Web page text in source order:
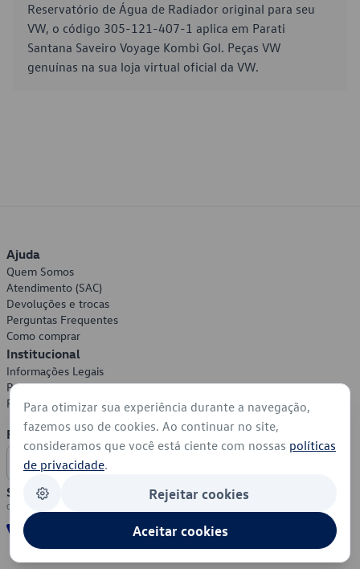
Reservatório de Água de Radiador original para seu
VW, o código 305-121-407-1 aplica em Parati
Santana Saveiro Voyage Kombi Gol. Peças VW
genuínas na sua loja virtual oficial da VW.
Ajuda
Quem Somos
Atendimento (SAC)
Devoluções e trocas
Perguntas Frequentes
Como comprar
Institucional
Informações Legais
Política de Privacidade
Política de Cookies
Formas de Pagamento
Segurança
Para otimizar sua experiência durante a navegação,
fazemos uso de cookies. Ao continuar no site,
consideramos que você está ciente com nossas políticas
de privacidade.
Rejeitar cookies
Aceitar cookies